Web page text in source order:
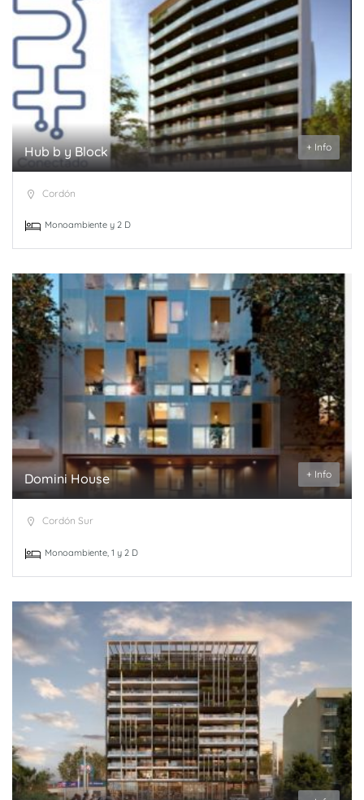
Hub b y Block + Info
Cordón
Monoambiente y 2 D
Domini House + Info
Cordón Sur
Monoambiente, 1 y 2 D